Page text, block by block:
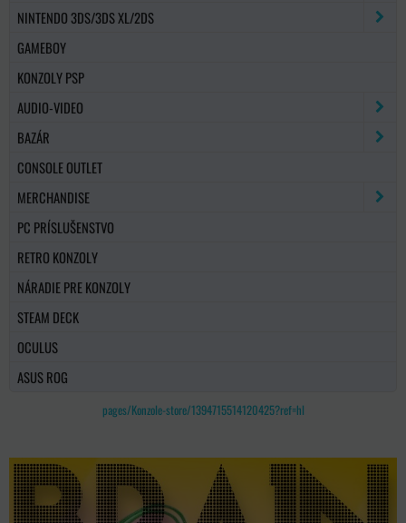
NINTENDO 3DS/3DS XL/2DS
GAMEBOY
KONZOLY PSP
AUDIO-VIDEO
BAZÁR
CONSOLE OUTLET
MERCHANDISE
PC PRÍSLUŠENSTVO
RETRO KONZOLY
NÁRADIE PRE KONZOLY
STEAM DECK
OCULUS
ASUS ROG
pages/Konzole-store/1394715514120425?ref=hl